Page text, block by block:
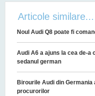
Articole similare...
Noul Audi Q8 poate fi
Audi A6 a ajuns la cea de-a
sedanul german
Birourile Audi din
procurorilor